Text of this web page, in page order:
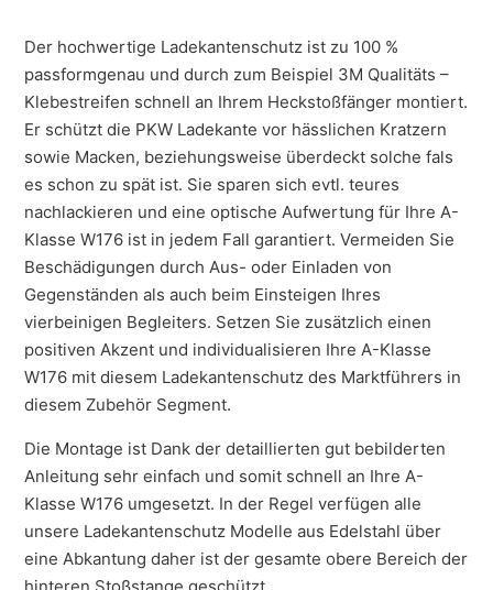
Der hochwertige Ladekantenschutz ist zu 100 %
passformgenau und durch zum Beispiel 3M Qualitäts –
Klebestreifen schnell an Ihrem Heckstoßfänger montiert.
Er schützt die PKW Ladekante vor hässlichen Kratzern
sowie Macken, beziehungsweise überdeckt solche fals
es schon zu spät ist. Sie sparen sich evtl. teures
nachlackieren und eine optische Aufwertung für Ihre A-
Klasse W176 ist in jedem Fall garantiert. Vermeiden Sie
Beschädigungen durch Aus- oder Einladen von
Gegenständen als auch beim Einsteigen Ihres
vierbeinigen Begleiters. Setzen Sie zusätzlich einen
positiven Akzent und individualisieren Ihre A-Klasse
W176 mit diesem Ladekantenschutz des Marktführers in
diesem Zubehör Segment.
Die Montage ist Dank der detaillierten gut bebilderten
Anleitung sehr einfach und somit schnell an Ihre A-
Klasse W176 umgesetzt. In der Regel verfügen alle
unsere Ladekantenschutz Modelle aus Edelstahl über
eine Abkantung daher ist der gesamte obere Bereich der